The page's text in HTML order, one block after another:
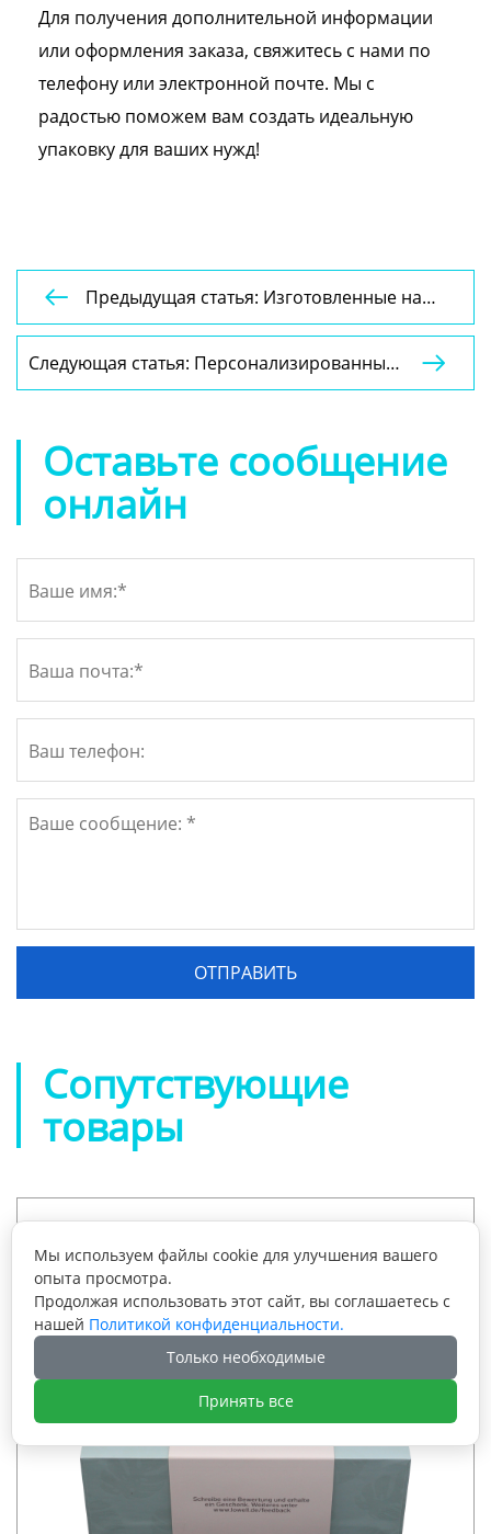
Для получения дополнительной информации
или оформления заказа, свяжитесь с нами по
телефону или электронной почте. Мы с
радостью поможем вам создать идеальную
упаковку для ваших нужд!

Предыдущая статья: Изготовленные на
заказ белые картонные самосборные
бумажная коробка для свечей
Следующая статья: Персонализированный
дизайн ручной работы, популярная
логотипом

Оставьте сообщение
онлайн
Сопутствующие
товары
Мы используем файлы cookie для улучшения вашего
опыта просмотра.
Продолжая использовать этот сайт, вы соглашаетесь с
нашей Политикой конфиденциальности.
Только необходимые
Принять все